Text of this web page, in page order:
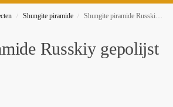
/ Shungite piramide / Shungite piramide Russkiy gepolijst
Russkiy gepolijst